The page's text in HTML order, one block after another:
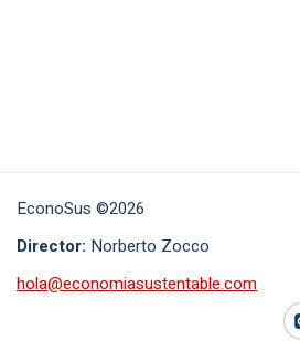
EconoSus ©2026
Director: Norberto Zocco
hola@economiasustentable.com